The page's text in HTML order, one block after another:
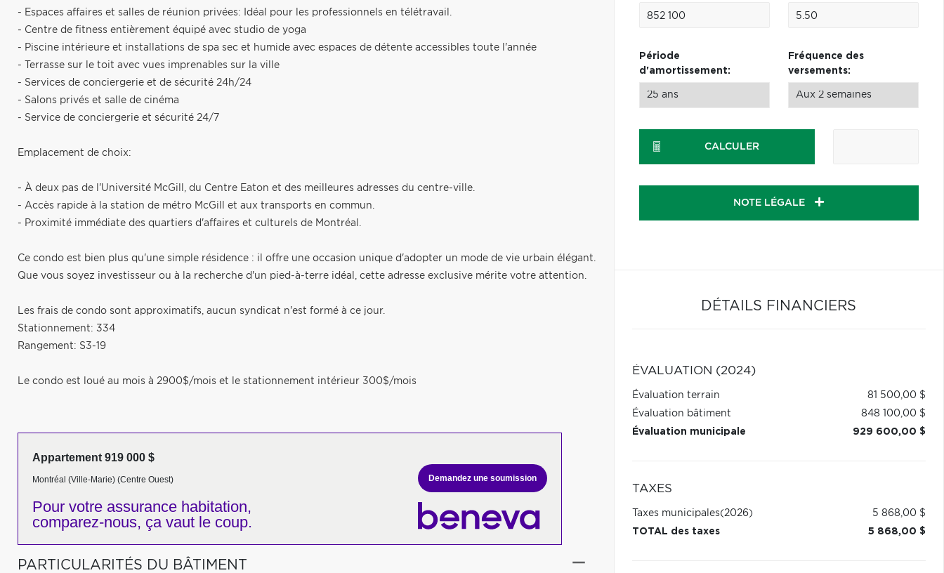
- Espaces affaires et salles de réunion privées: Idéal pour les professionnels en télétravail.
- Centre de fitness entièrement équipé avec studio de yoga
- Piscine intérieure et installations de spa sec et humide avec espaces de détente accessibles toute l'année
- Terrasse sur le toit avec vues imprenables sur la ville
- Services de conciergerie et de sécurité 24h/24
- Salons privés et salle de cinéma
- Service de conciergerie et sécurité 24/7
Emplacement de choix:
- À deux pas de l'Université McGill, du Centre Eaton et des meilleures adresses du centre-ville.
- Accès rapide à la station de métro McGill et aux transports en commun.
- Proximité immédiate des quartiers d'affaires et culturels de Montréal.
Ce condo est bien plus qu'une simple résidence : il offre une occasion unique d'adopter un mode de vie urbain élégant.
Que vous soyez investisseur ou à la recherche d'un pied-à-terre idéal, cette adresse exclusive mérite votre attention.
Les frais de condo sont approximatifs, aucun syndicat n'est formé à ce jour.
Stationnement: 334
Rangement: S3-19
Le condo est loué au mois à 2900$/mois et le stationnement intérieur 300$/mois
Appartement 919 000 $
Montréal (Ville-Marie) (Centre Ouest)
Pour votre assurance habitation,
comparez-nous, ça vaut le coup.
Demandez une soumission
PARTICULARITÉS DU BÂTIMENT
Période
d'amortissement:
Fréquence des
versements:
CALCULER
NOTE LÉGALE
DÉTAILS FINANCIERS
ÉVALUATION (2024)
Évaluation terrain
81 500,00 $
Évaluation bâtiment
848 100,00 $
Évaluation municipale
929 600,00 $
TAXES
Taxes municipales(2026)
5 868,00 $
TOTAL des taxes
5 868,00 $